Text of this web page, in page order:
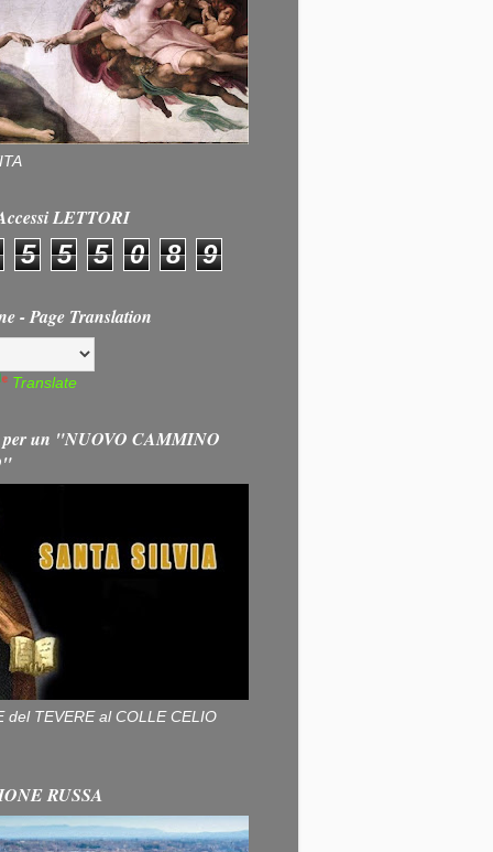
LETTORI
5 5 5 0 8 9
- Page Translation
Translate
per un "NUOVO CAMMINO
del TEVERE al COLLE CELIO
RUSSA